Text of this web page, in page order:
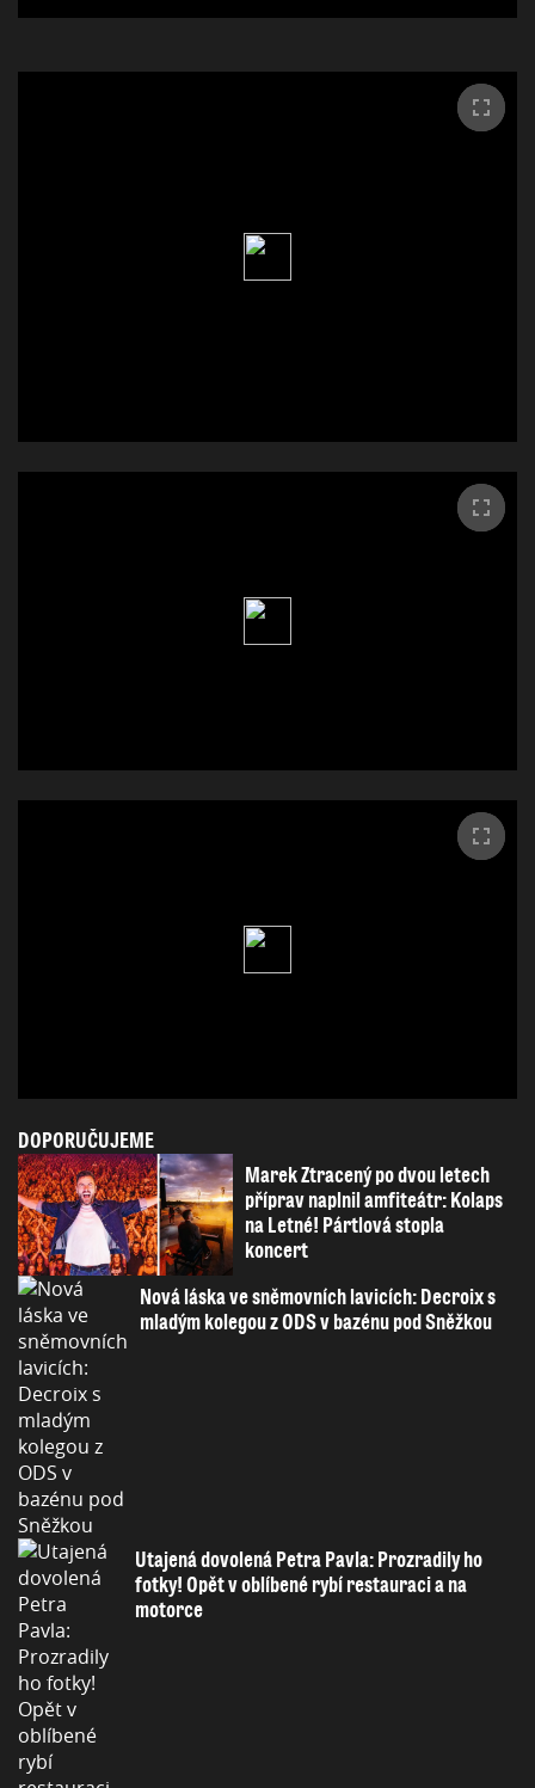
DOPORUČUJEME
Marek Ztracený po dvou letech
příprav naplnil amfiteátr: Kolaps
na Letné! Pártlová stopla
koncert
Nová láska ve sněmovních lavicích: Decroix s
mladým kolegou z ODS v bazénu pod Sněžkou
Utajená dovolená Petra Pavla: Prozradily ho
fotky! Opět v oblíbené rybí restauraci a na
motorce